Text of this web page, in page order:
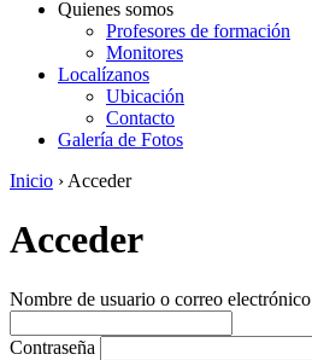
Quienes somos
Profesores de formación
Monitores
Localízanos
Ubicación
Contacto
Galería de Fotos
Inicio › Acceder
Acceder
Nombre de usuario o correo electrónico
Contraseña